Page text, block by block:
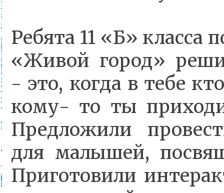
Ребята 11 «Б» класса
«Живой город»
- это, когда в тебе
кому- то ты
Предложили
для малышей,
Приготовили